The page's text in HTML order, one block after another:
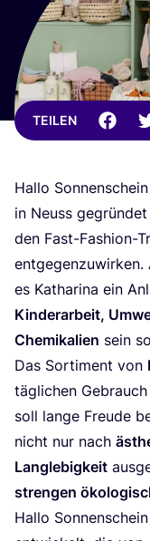
TEILEN
Hal­lo
in Neuss
den Fast-Fashion-
ent­ge­gen­zu­wir­ken.
es Katha­ri­na ein
Kin­der­ar­beit,
Che­mi­ka­li­en sein
Das Sor­ti­ment von
täg­li­chen
soll lan­ge Freu­de
nicht nur nach
Lang­le­big­keit
stren­gen
Hal­lo